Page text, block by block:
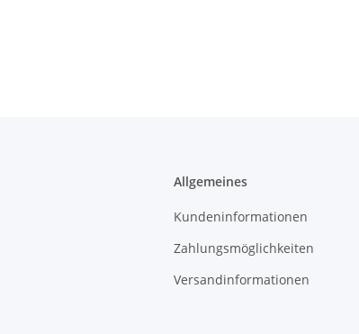
Allgemeines
Kundeninformationen
Zahlungsmöglichkeiten
Versandinformationen